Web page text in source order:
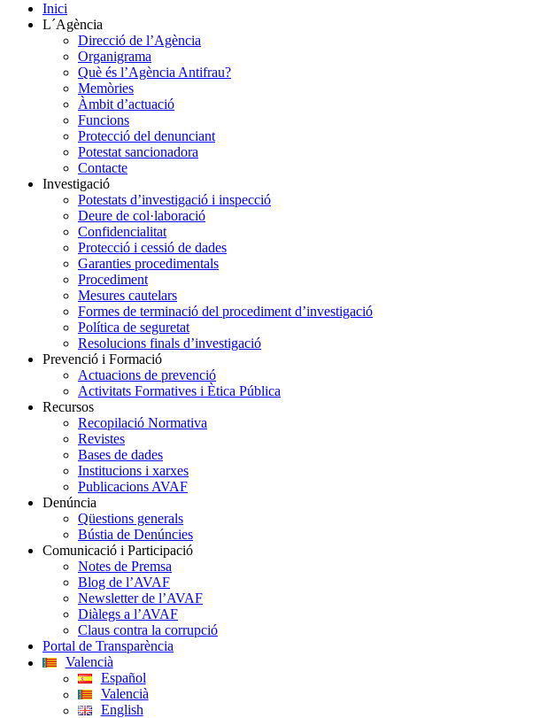
Inici
L´Agència
Direcció de l’Agència
Organigrama
Què és l’Agència Antifrau?
Memòries
Àmbit d’actuació
Funcions
Protecció del denunciant
Potestat sancionadora
Contacte
Investigació
Potestats d’investigació i inspecció
Deure de col·laboració
Confidencialitat
Protecció i cessió de dades
Garanties procedimentals
Procediment
Mesures cautelars
Formes de terminació del procediment d’investigació
Política de seguretat
Resolucions finals d’investigació
Prevenció i Formació
Actuacions de prevenció
Activitats Formatives i Ètica Pública
Recursos
Recopilació Normativa
Revistes
Bases de dades
Institucions i xarxes
Publicacions AVAF
Denúncia
Qüestions generals
Bústia de Denúncies
Comunicació i Participació
Notes de Premsa
Blog de l’AVAF
Newsletter de l’AVAF
Diàlegs a l’AVAF
Claus contra la corrupció
Portal de Transparència
Valencià
Español
Valencià
English